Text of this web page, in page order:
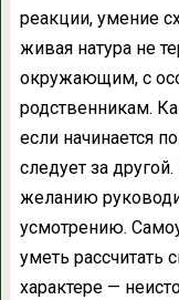
реакции, умение
живая натура не
окружающим, с
родственникам.
если начинается
следует за
желанию
усмотрению.
уметь рассчитать
характере —